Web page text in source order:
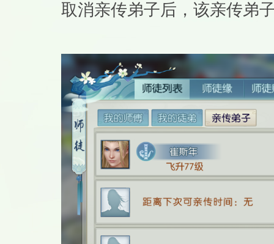
取消亲传弟子后，该亲传弟